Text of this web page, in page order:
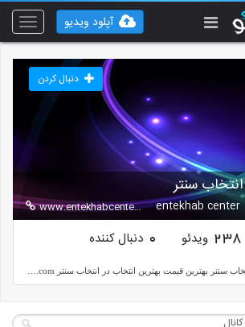
Toggle
آپلود ویدیو
انتخاب سنتر
entekhab center
www.entekhabcenter.com
دنبال کردن
238 ویدئو 0 دنبال کننده